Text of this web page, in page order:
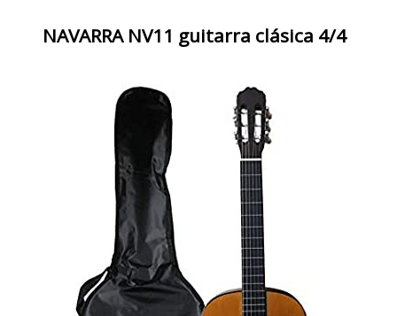
NAVARRA NV11 guitarra clásica 4/4